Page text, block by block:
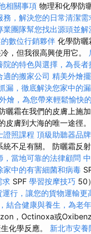
相關事項 物理和化學防
務，解決您的日常清潔需
業團隊幫您找出源頭並解
數位行銷夥伴 化學防曬
，但我很高興使用它。
院的特色與選擇，為長者
適的搬家公司 精美外燴
漏，徹底解決您家中的
燴，為您帶來輕鬆愉快
曬霜在我們的皮膚上施
皮膚到大海的唯一途徑。
證照課程 頂級助聽器品
不足有關。 防曬霜反
，當地可靠的法律顧問
家中的有害細菌和病毒
求 SPF 學習按摩技巧 50
運行，讓您的貨物運輸更
結合健康與養生，為老
，Octinoxa或
化學反應。 新北市安養